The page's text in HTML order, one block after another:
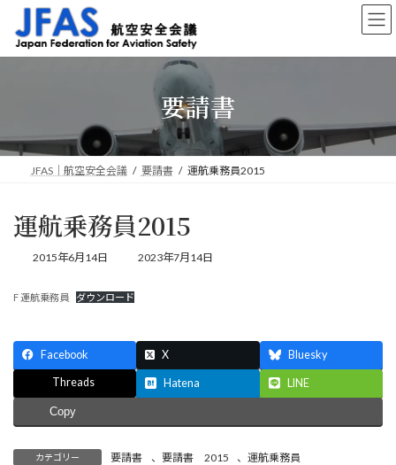
ン
ッ
ー
移
要請書
JFAS｜航空安全会議 要請書 運航乗務員2015
運航乗務員2015
2015年6月14日
最
2023年7月14日
F 運航乗務員 ダウンロード
Facebook X Bluesky
Threads Hatena LINE
Copy
カテゴリー 要請書 、 要請書 2015 、運航乗務員